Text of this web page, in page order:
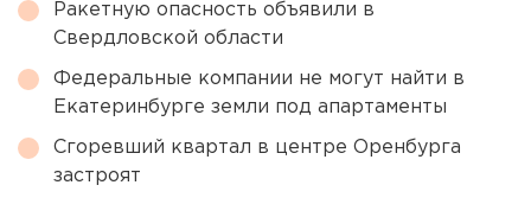
Ракетную опасность объявили в
Свердловской области
Федеральные компании не могут найти в
Екатеринбурге земли под апартаменты
Сгоревший квартал в центре Оренбурга
застроят